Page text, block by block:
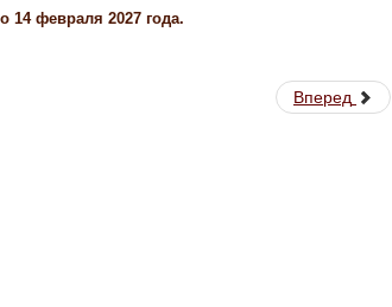
14 февраля 2027 года.
Вперед